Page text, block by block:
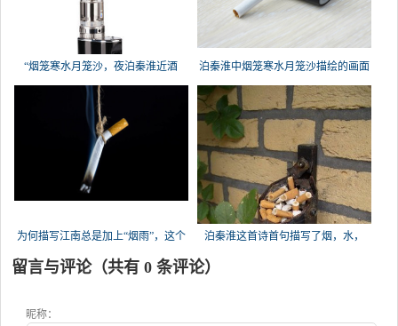
“烟笼寒水月笼沙，夜泊秦淮近酒
家。
泊秦淮中烟笼寒水月笼沙描绘的画面
为何描写江南总是加上“烟雨”，这个
泊秦淮这首诗首句描写了烟，水，
留言与评论（共有 0 条评论）
昵称：